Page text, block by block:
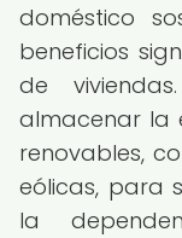
doméstico
beneficios
de
almacenar la
renovables,
eólicas, para
la